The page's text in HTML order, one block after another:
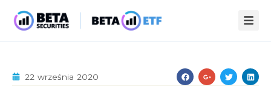
STREFA WIEDZY
22 września 2020